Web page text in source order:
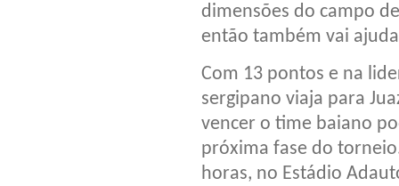
dimensões do campo
então também vai
Com 13 pontos e na
sergipano viaja para
vencer o time baiano
próxima fase do
horas, no Estádio